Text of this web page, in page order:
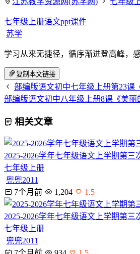
七年级上册语文ppt课件
苏学
学习从来无捷径，循序渐进登高峰，
复制本文链接
部编版语文初中七年级上册第23课
部编版语文初中八年级上册8课《美丽
相关文章
2025-2026学年七年级语文上学期第
七年级上册
兜兜2011
7个月前
1,204 1.5
2025-2026学年七年级语文上学期第三
七年级上册
兜兜2011